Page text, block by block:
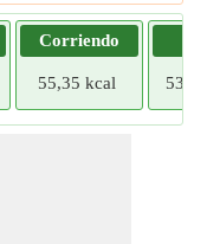
Corriendo
55,35 kcal